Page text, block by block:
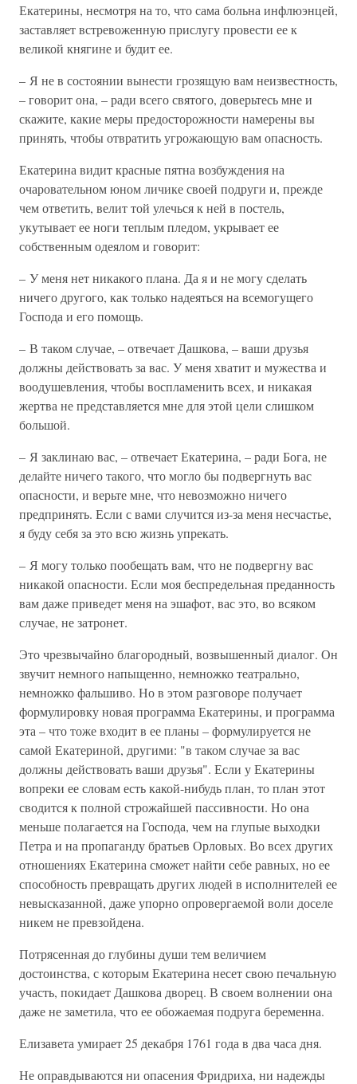
Екатерины, несмотря на то, что сама больна инфлюэнцей,
заставляет встревоженную прислугу провести ее к
великой княгине и будит ее.
– Я не в состоянии вынести грозящую вам неизвестность,
– говорит она, – ради всего святого, доверьтесь мне и
скажите, какие меры предосторожности намерены вы
принять, чтобы отвратить угрожающую вам опасность.
Екатерина видит красные пятна возбуждения на
очаровательном юном личике своей подруги и, прежде
чем ответить, велит той улечься к ней в постель,
укутывает ее ноги теплым пледом, укрывает ее
собственным одеялом и говорит:
– У меня нет никакого плана. Да я и не могу сделать
ничего другого, как только надеяться на всемогущего
Господа и его помощь.
– В таком случае, – отвечает Дашкова, – ваши друзья
должны действовать за вас. У меня хватит и мужества и
воодушевления, чтобы воспламенить всех, и никакая
жертва не представляется мне для этой цели слишком
большой.
– Я заклинаю вас, – отвечает Екатерина, – ради Бога, не
делайте ничего такого, что могло бы подвергнуть вас
опасности, и верьте мне, что невозможно ничего
предпринять. Если с вами случится из-за меня несчастье,
я буду себя за это всю жизнь упрекать.
– Я могу только пообещать вам, что не подвергну вас
никакой опасности. Если моя беспредельная преданность
вам даже приведет меня на эшафот, вас это, во всяком
случае, не затронет.
Это чрезвычайно благородный, возвышенный диалог. Он
звучит немного напыщенно, немножко театрально,
немножко фальшиво. Но в этом разговоре получает
формулировку новая программа Екатерины, и программа
эта – что тоже входит в ее планы – формулируется не
самой Екатериной, другими: "в таком случае за вас
должны действовать ваши друзья". Если у Екатерины
вопреки ее словам есть какой-нибудь план, то план этот
сводится к полной строжайшей пассивности. Но она
меньше полагается на Господа, чем на глупые выходки
Петра и на пропаганду братьев Орловых. Во всех других
отношениях Екатерина сможет найти себе равных, но ее
способность превращать других людей в исполнителей ее
невысказанной, даже упорно опровергаемой воли доселе
никем не превзойдена.
Потрясенная до глубины души тем величием
достоинства, с которым Екатерина несет свою печальную
участь, покидает Дашкова дворец. В своем волнении она
даже не заметила, что ее обожаемая подруга беременна.
Елизавета умирает 25 декабря 1761 года в два часа дня.
Не оправдываются ни опасения Фридриха, ни надежды